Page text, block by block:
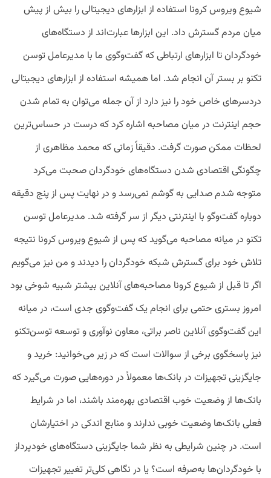
شیوع ویروس کرونا استفاده از ابزارهای دیجیتالی را بیش از پیش
میان مردم گسترش داد. این ابزارها عبارت‌اند از دستگاه‌های
خودگردان تا ابزارهای ارتباطی که گفت‌وگوی ما با مدیرعامل توسن
تکنو بر بستر آن انجام شد. اما همیشه استفاده از ابزارهای دیجیتالی
دردسرهای خاص خود را نیز دارد از آن جمله می‌توان به تمام شدن
حجم اینترنت در میان مصاحبه اشاره کرد که درست در حساس‌ترین
لحظات ممکن صورت گرفت. دقیقاً زمانی که محمد مظاهری از
چگونگی اقتصادی شدن دستگاه‌های خودگردان صحبت می‌کرد
متوجه شدم صدایی به گوشم نمی‌رسد و در نهایت پس از پنج دقیقه
دوباره گفت‌وگو با اینترنتی دیگر از سر گرفته شد. مدیرعامل توسن
تکنو در میانه مصاحبه می‌گوید که پس از شیوع ویروس کرونا نتیجه
تلاش خود برای گسترش شبکه خودگردان را دیدند و من نیز می‌گویم
اگر تا قبل از شیوع کرونا مصاحبه‌های آنلاین بیشتر شبیه شوخی بود
امروز بستری حتمی برای انجام یک گفت‌وگوی جدی است، در میانه
این گفت‌وگوی آنلاین ناصر براتی، معاون نوآوری و توسعه توسن‌تکنو
نیز پاسخگوی برخی از سوالات است که در زیر می‌خوانید: خرید و
جایگزینی تجهیزات در بانک‌ها معمولاً در دوره‌هایی صورت می‌گیرد که
بانک‌ها از وضعیت خوب اقتصادی بهره‌مند باشند، اما در شرایط
فعلی بانک‌ها وضعیت خوبی ندارند و منابع اندکی در اختیارشان
است. در چنین شرایطی به نظر شما جایگزینی دستگاه‌های خودپرداز
با خودگردان‌ها به‌صرفه است؟ یا در نگاهی کلی‌تر تغییر تجهیزات